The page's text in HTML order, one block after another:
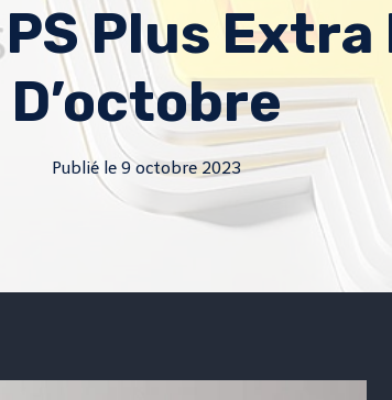
Plus
D’octobre
Publié le 9 octobre 2023